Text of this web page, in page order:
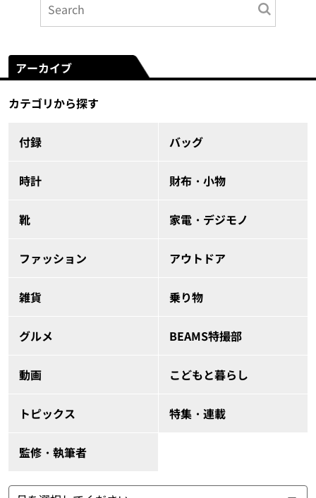
アーカイブ
カテゴリから探す
付録 バッグ
時計 財布・小物
靴 家電・デジモノ
ファッション アウトドア
雑貨 乗り物
グルメ BEAMS特撮部
動画 こどもと暮らし
トピックス 特集・連載
監修・執筆者